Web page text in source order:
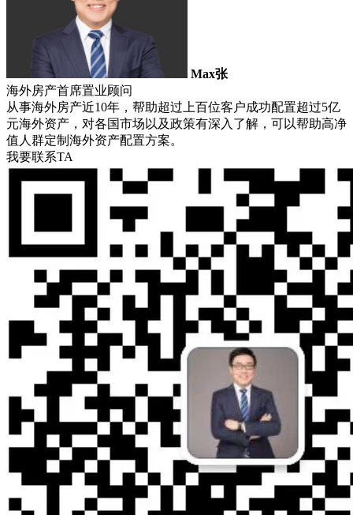
Max张
海外房产首席置业顾问
从事海外房产近10年，帮助超过上百位客户成功配置超过5亿
元海外资产，对各国市场以及政策有深入了解，可以帮助高净
值人群定制海外资产配置方案。
我要联系TA